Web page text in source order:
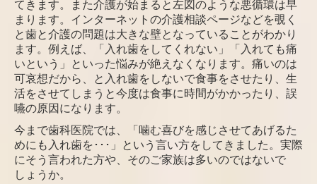
てきます。また介護が始まると左図のような悪循環は早
まります。インターネットの介護相談ページなどを覗く
と歯と介護の問題は大きな壁となっていることがわかり
ます。例えば、「入れ歯をしてくれない」「入れても痛
いという」といった悩みが絶えなくなります。痛いのは
可哀想だから、と入れ歯をしないで食事をさせたり、生
活をさせてしまうと今度は食事に時間がかかったり、誤
嚥の原因になります。
今まで歯科医院では、「噛む喜びを感じさせてあげるた
めにも入れ歯を･･･」という言い方をしてきました。実際
にそう言われた方や、そのご家族は多いのではないで
しょうか。